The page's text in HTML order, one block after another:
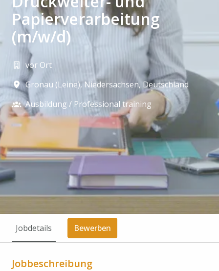
Papierverarbeitung
(m/w/d)
vor Ort
Gronau (Leine), Niedersachsen, Deutschland
Ausbildung / Professional training
Jobdetails Bewerben
Jobbeschreibung